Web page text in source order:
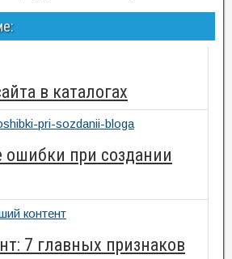
в каталогах
при создании
7 главных признаков